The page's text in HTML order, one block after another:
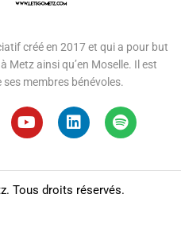
créé en 2017 et qui a pour but
Metz ainsi qu’en Moselle. Il est
membres bénévoles.
Tous droits réservés.